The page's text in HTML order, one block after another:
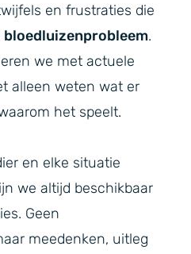
en frustraties die
bloedluizenprobleem.
we met actuele
alleen weten wat er
het speelt.
en elke situatie
we altijd beschikbaar
Geen
meedenken, uitleg